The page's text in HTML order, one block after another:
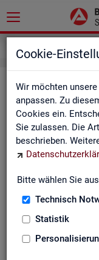
Cookie-
Wir möchten
anpassen. Zu
Cookies ein.
Sie zulassen. Die
beschrieben.
Bitte wählen Sie
Technisch
Statistik
Mit dem
ver­schie­de­ne
ak­tu­el­le Be­rich­te,
neue
Son­der­be­rich­te,
an­de­re